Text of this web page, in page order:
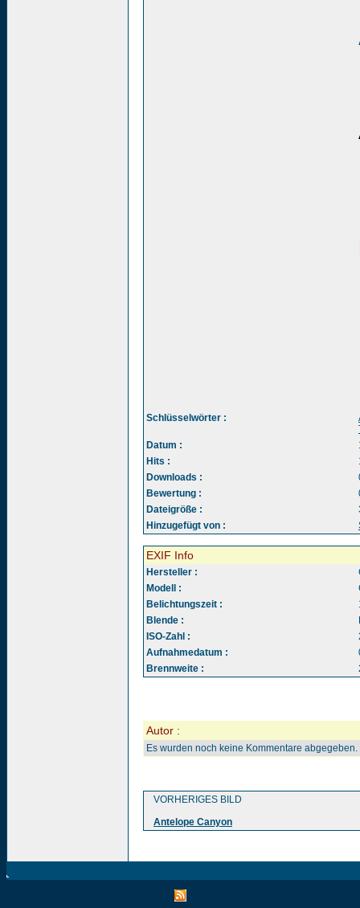
Schlüsselwörter :
Datum :
Hits :
Downloads :
Bewertung :
Dateigröße :
Hinzugefügt von :
EXIF Info
Hersteller :
Modell :
Belichtungszeit :
Blende :
ISO-Zahl :
Aufnahmedatum :
Brennweite :
Autor :
Es wurden noch keine Kommentare abgegeben.
VORHERIGES BILD
Antelope Canyon